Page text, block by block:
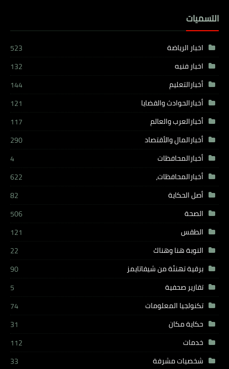
التسميات
اخبار الرياضة
523
اخبار فنيه
132
أخبارالتعليم
144
أخبارالحوادث والقضايا
121
أخبارالعرب والعالم
117
أخبارالمال والأقتصاد
290
أخبارالمحافظات
4
أخبارالمحافظات،
622
أصل الحكاية
82
الصحة
506
الطقس
121
النوبة هنا وهناك
22
برقية تهنئة من شيفاتايمز
90
تقارير صحفية
5
تكنولجيا المعلومات
74
حكاية مكان
31
خدمات
112
شخصيات مشرفة
33